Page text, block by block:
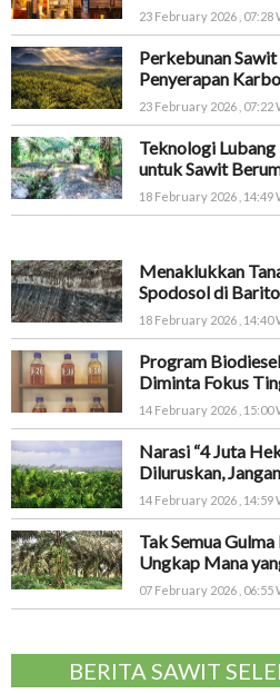
23 February 2026 , 07:28
Perkebunan
Penyerapan
23 February 2026 , 07:22
Teknologi
untuk Sawit
18 February 2026 , 14:49
Menaklukkan
Spodosol di
18 February 2026 , 14:40
Program
Diminta Fokus
14 February 2026 , 15:00
Narasi “4 Juta
Diluruskan,
14 February 2026 , 14:59
Tak Semua
Ungkap Mana
07 February 2026 , 06:55
BERITA SAWIT